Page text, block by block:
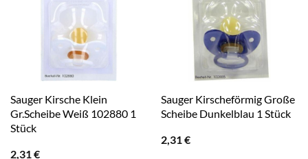
Sauger Kirsche Klein
Gr.Scheibe Weiß 102880 1
Stück
2,31 €
Sauger Kirscheförmig Große
Scheibe Dunkelblau 1 Stück
2,31 €